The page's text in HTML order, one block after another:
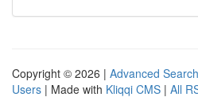
Copyright © 2026 | Advanced Search
Users | Made with Kliqqi CMS | All